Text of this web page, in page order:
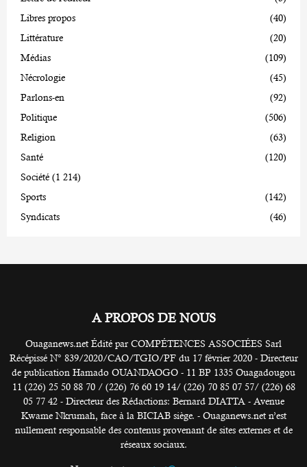
Libres propos
(40)
Littérature
(20)
Médias
(109)
Nécrologie
(45)
Parlons-en
(92)
Politique
(506)
Religion
(63)
Santé
(120)
Société (1 214)
Sports
(142)
Syndicats
(46)
A PROPOS DE NOUS
Ouaganews.net Édité par COMPÉTENCES ASSOCIÉES Sarl
Récépissé N° 839/2020/CAO/TGIO/PF du 17 février 2020 - Directeur
de publication Hamado OUANDAOGO - 11 BP 1335 Ouagadougou
11 (226) 25 50 88 70 / (226) 76 60 19 14/ (226) 70 85 07 57/ (226) 68
05 77 42 - Directeur des Rédactions: Bernard DIATTA - Avenue
Kwame Nkrumah, face à la BICIAB siège. - Ouaganews.net n’est
nullement responsable des contenus provenant de sites externes et de
réseaux sociaux.